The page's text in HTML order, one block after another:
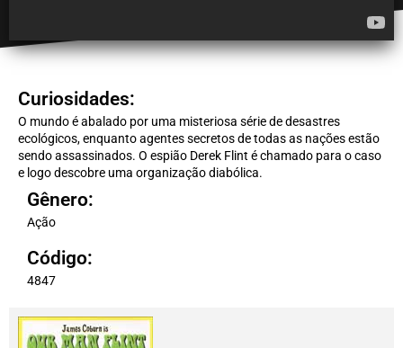
Curiosidades:
O mundo é abalado por uma misteriosa série de desastres
ecológicos, enquanto agentes secretos de todas as nações estão
sendo assassinados. O espião Derek Flint é chamado para o caso
e logo descobre uma organização diabólica.
Gênero:
Ação
Código:
4847